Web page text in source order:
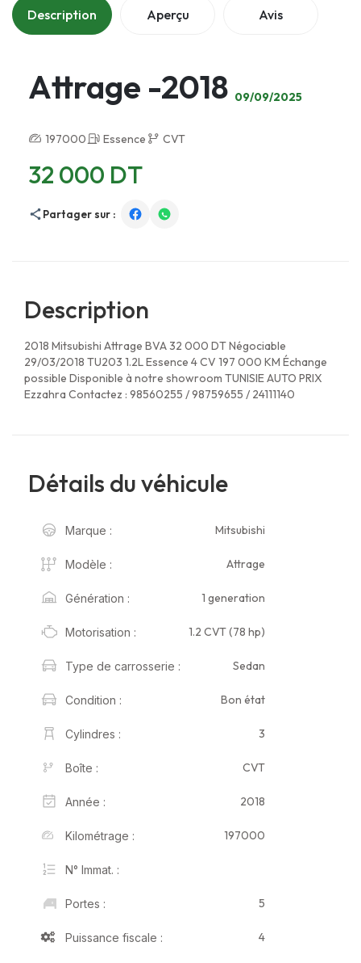
Description Aperçu Avis
Attrage -2018 09/09/2025
197000 Essence CVT
32 000 DT
Partager sur :
Description
2018 Mitsubishi Attrage BVA 32 000 DT Négociable
29/03/2018 TU203 1.2L Essence 4 CV 197 000 KM Échange
possible Disponible à notre showroom TUNISIE AUTO PRIX
Ezzahra Contactez : 98560255 / 98759655 / 24111140
Détails du véhicule
Marque : Mitsubishi
Modèle : Attrage
Génération : 1 generation
Motorisation : 1.2 CVT (78 hp)
Type de carrosserie : Sedan
Condition : Bon état
Cylindres : 3
Boîte : CVT
Année : 2018
Kilométrage : 197000
N° Immat. :
Portes : 5
Puissance fiscale : 4